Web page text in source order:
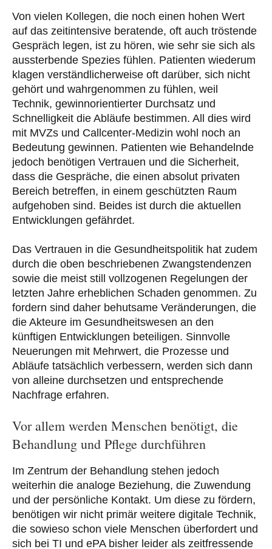
Von vielen Kollegen, die noch einen hohen Wert
auf das zeitintensive beratende, oft auch tröstende
Gespräch legen, ist zu hören, wie sehr sie sich als
aussterbende Spezies fühlen. Patienten wiederum
klagen verständlicherweise oft darüber, sich nicht
gehört und wahrgenommen zu fühlen, weil
Technik, gewinnorientierter Durchsatz und
Schnelligkeit die Abläufe bestimmen. All dies wird
mit MVZs und Callcenter-Medizin wohl noch an
Bedeutung gewinnen. Patienten wie Behandelnde
jedoch benötigen Vertrauen und die Sicherheit,
dass die Gespräche, die einen absolut privaten
Bereich betreffen, in einem geschützten Raum
aufgehoben sind. Beides ist durch die aktuellen
Entwicklungen gefährdet.
Das Vertrauen in die Gesundheitspolitik hat zudem
durch die oben beschriebenen Zwangstendenzen
sowie die meist still vollzogenen Regelungen der
letzten Jahre erheblichen Schaden genommen. Zu
fordern sind daher behutsame Veränderungen, die
die Akteure im Gesundheitswesen an den
künftigen Entwicklungen beteiligen. Sinnvolle
Neuerungen mit Mehrwert, die Prozesse und
Abläufe tatsächlich verbessern, werden sich dann
von alleine durchsetzen und entsprechende
Nachfrage erfahren.
Vor allem werden Menschen benötigt, die
Behandlung und Pflege durchführen
Im Zentrum der Behandlung stehen jedoch
weiterhin die analoge Beziehung, die Zuwendung
und der persönliche Kontakt. Um diese zu fördern,
benötigen wir nicht primär weitere digitale Technik,
die sowieso schon viele Menschen überfordert und
sich bei TI und ePA bisher leider als zeitfressende